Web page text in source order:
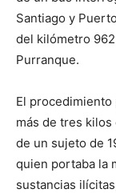
Santiago y
del kilómetro
Purranque.
El
más de tres
de un sujeto de
quien portaba la
sustancias